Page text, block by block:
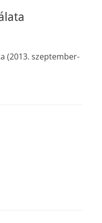
(2013. szeptember-